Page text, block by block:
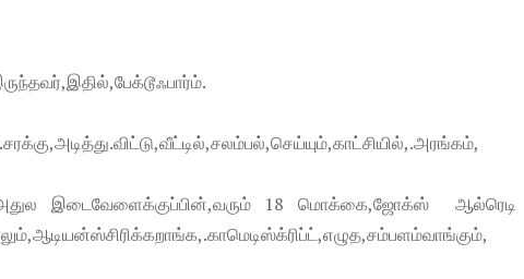
இடைவேளைக்குப்பின்,வரும் 18 மொக்கை,ஜோக்ஸ் ஆல்ரெடி